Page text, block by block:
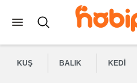
KUŞ BALIK KEDI